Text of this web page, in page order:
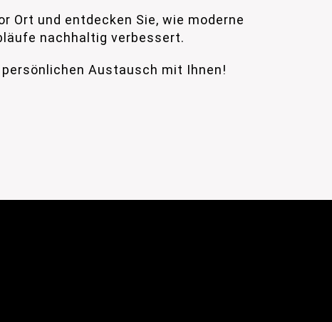
Ort und entdecken Sie, wie moderne
nachhaltig verbessert.
Austausch mit Ihnen!